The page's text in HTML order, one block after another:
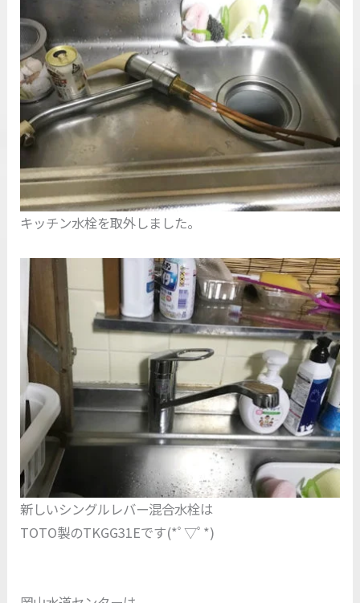
キッチン水栓を取外しました。
新しいシングルレバー混合水栓は
TOTO製のTKGG31Eです(*ﾟ▽ﾟ*)